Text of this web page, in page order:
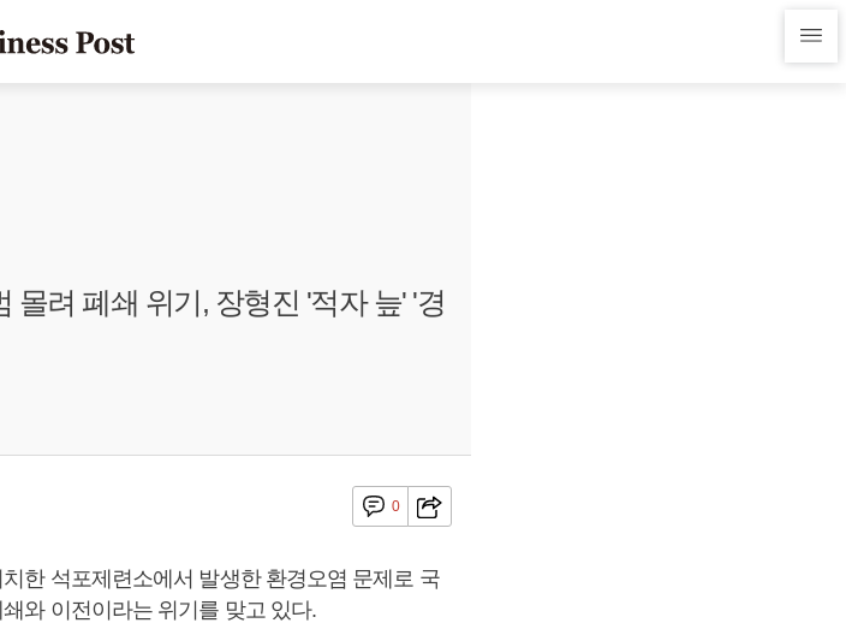
몰려 폐쇄 위기, 장형진 '적자 늪' '경
0
한 석포제련소에서 발생한 환경오염 문제로 국
와 이전이라는 위기를 맞고 있다.